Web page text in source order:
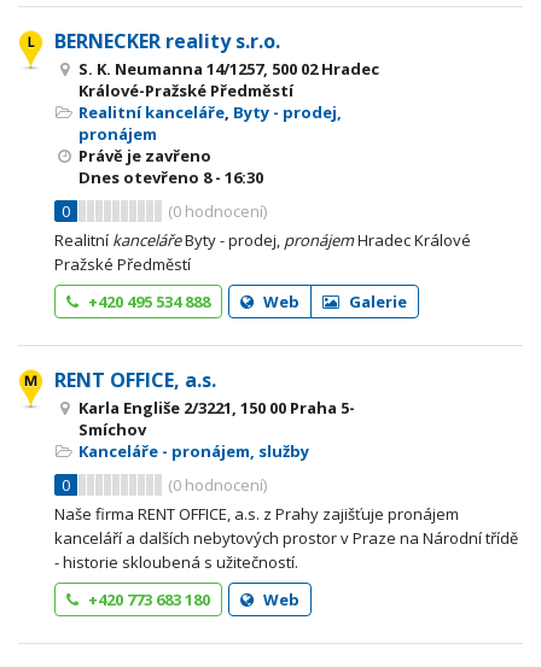
BERNECKER reality s.r.o.
S. K. Neumanna 14/1257, 500 02 Hradec
Králové-Pražské Předměstí
Realitní kanceláře, Byty - prodej,
pronájem
Právě je zavřeno
Dnes otevřeno 8 - 16:30
0
(0 hodnocení)
Realitní kancelářeByty - prodej, pronájemHradec Králové
Pražské Předměstí
+420 495 534 888
Web Galerie
RENT OFFICE, a.s.
Karla Engliše 2/3221, 150 00 Praha 5-
Smíchov
Kanceláře - pronájem, služby
0
(0 hodnocení)
Naše firma RENT OFFICE, a.s. z Prahy zajišťuje pronájem
kanceláří a dalších nebytových prostor v Praze na Národní třídě
- historie skloubená s užitečností.
+420 773 683 180
Web